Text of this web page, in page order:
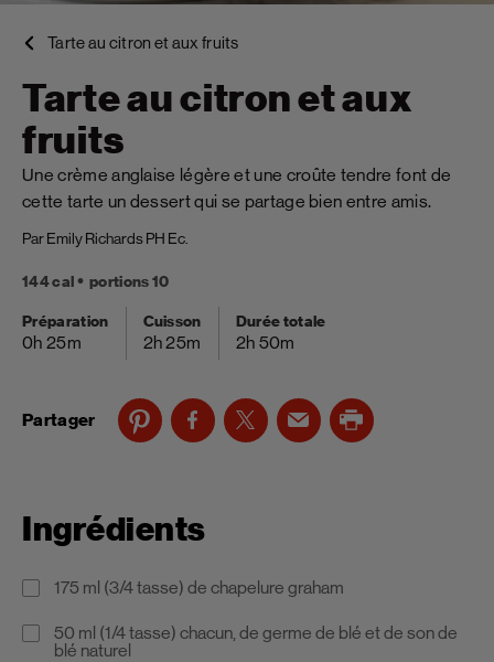
Tarte au citron et aux fruits
Tarte au citron et aux
fruits
Une crème anglaise légère et une croûte tendre font de
cette tarte un dessert qui se partage bien entre amis.
Par Emily Richards PH Ec.
144 cal
portions 10
Préparation
0h 25m
Cuisson
2h 25m
Durée totale
2h 50m
Partager
Ingrédients
175 ml (3/4 tasse) de chapelure graham
50 ml (1/4 tasse) chacun, de germe de blé et de son de
blé naturel